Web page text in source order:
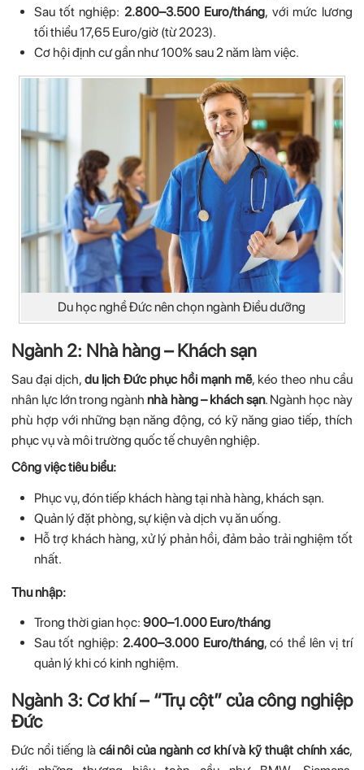
Sau tốt nghiệp: 2.800–3.500 Euro/tháng, với mức lương
tối thiểu 17,65 Euro/giờ (từ 2023).
Cơ hội định cư gần như 100% sau 2 năm làm việc.
Du học nghề Đức nên chọn ngành Điều dưỡng
Ngành 2: Nhà hàng – Khách sạn
Sau đại dịch,du lịch Đức phục hồi mạnh mẽ, kéo theo nhu cầu
nhân lực lớn trong ngànhnhà hàng – khách sạn. Ngành học này
phù hợp với những bạn năng động, có kỹ năng giao tiếp, thích
phục vụ và môi trường quốc tế chuyên nghiệp.
Công việc tiêu biểu:
Phục vụ, đón tiếp khách hàng tại nhà hàng, khách sạn.
Quản lý đặt phòng, sự kiện và dịch vụ ăn uống.
Hỗ trợ khách hàng, xử lý phản hồi, đảm bảo trải nghiệm tốt
nhất.
Thu nhập:
Trong thời gian học: 900–1.000 Euro/tháng
Sau tốt nghiệp: 2.400–3.000 Euro/tháng, có thể lên vị trí
quản lý khi có kinh nghiệm.
Ngành 3: Cơ khí – “Trụ cột” của công nghiệp
Đức
Đức nổi tiếng là cái nôi của ngành cơ khí và kỹ thuật chính xác,